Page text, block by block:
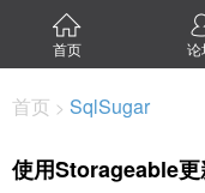
首页 论
首页 > SqlSugar
使用Storageable更